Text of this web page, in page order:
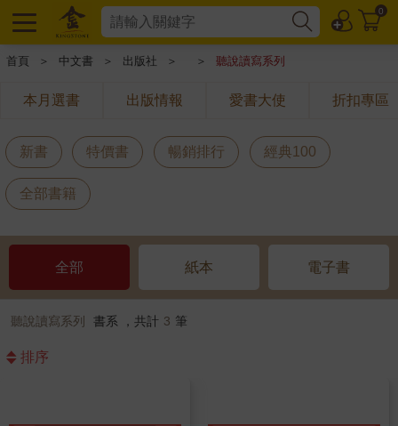
0
首頁 ＞ 中文書 ＞ 出版社 ＞ ＞ 聽說讀寫系列
本月選書 出版情報 愛書大使 折扣專區
新書 特價書 暢銷排行 經典100
全部書籍
全部 紙本 電子書
聽說讀寫系列 書系 ，共計 3 筆
排序